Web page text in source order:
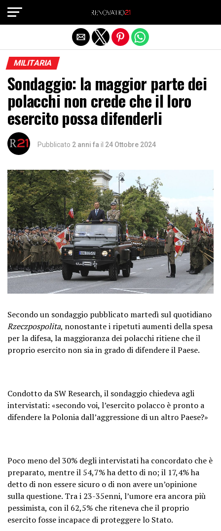
MILITARIA
Sondaggio: la maggior parte dei
polacchi non crede che il loro
esercito possa difenderli
Pubblicato 2 anni fa il 24 Ottobre 2024
Secondo un sondaggio pubblicato martedì sul quotidiano
Rzeczpospolita, nonostante i ripetuti aumenti della spesa
per la difesa, la maggioranza dei polacchi ritiene che il
proprio esercito non sia in grado di difendere il Paese.
Condotto da SW Research, il sondaggio chiedeva agli
intervistati: «secondo voi, l’esercito polacco è pronto a
difendere la Polonia dall’aggressione di un altro Paese?»
Poco meno del 30% degli intervistati ha concordato che è
preparato, mentre il 54,7% ha detto di no; il 17,4% ha
detto di non essere sicuro o di non avere un’opinione
sulla questione. Tra i 23-35enni, l’umore era ancora più
pessimista, con il 62,5% che riteneva che il proprio
esercito fosse incapace di proteggere lo Stato.
Exit mobile version